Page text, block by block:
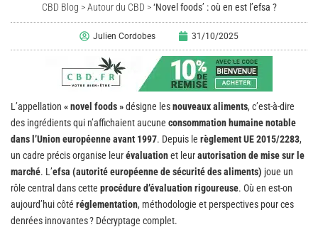
CBD Blog >Autour du CBD >‘Novel foods’ : où en est l’efsa ?
Julien Cordobes 31/10/2025
L’appellation « novel foods »désigne lesnouveaux aliments, c’est-à-dire
des ingrédients qui n’affichaient aucune consommation humaine notable
dans l’Union européenne avant 1997. Depuis le règlement UE 2015/2283,
un cadre précis organise leurévaluationet leurautorisation de mise sur le
marché. L’efsa (autorité européenne de sécurité des aliments) joue un
rôle central dans cette procédure d’évaluation rigoureuse. Où en est-on
aujourd’hui côté réglementation, méthodologie et perspectives pour ces
denrées innovantes ? Décryptage complet.